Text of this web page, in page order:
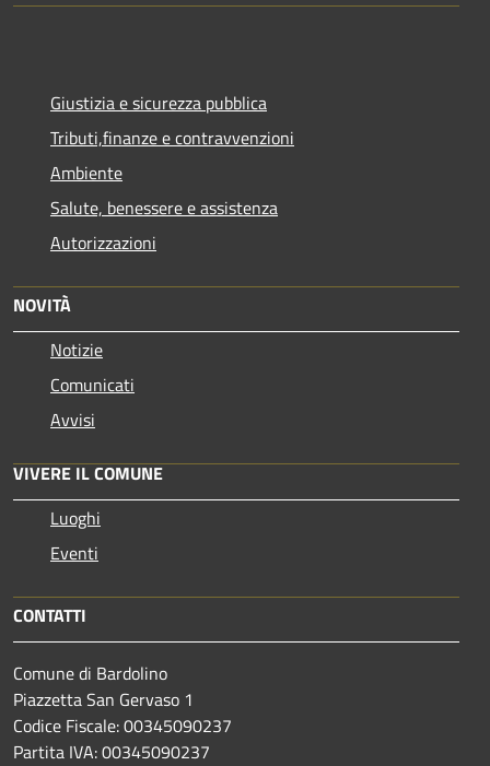
Giustizia e sicurezza pubblica
Tributi,finanze e contravvenzioni
Ambiente
Salute, benessere e assistenza
Autorizzazioni
NOVITÀ
Notizie
Comunicati
Avvisi
VIVERE IL COMUNE
Luoghi
Eventi
CONTATTI
Comune di Bardolino
Piazzetta San Gervaso 1
Codice Fiscale: 00345090237
Partita IVA: 00345090237